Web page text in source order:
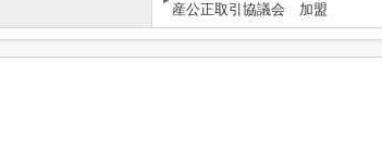
産公正取引協議会 加盟